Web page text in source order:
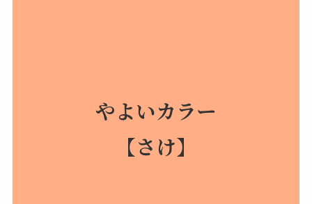
やよいカラー
【さけ】